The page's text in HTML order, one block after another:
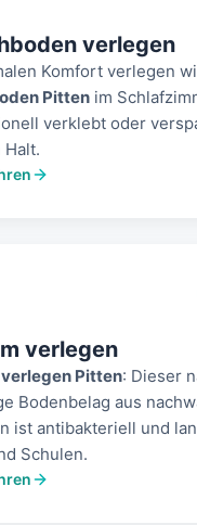
verlegen
Komfort verlegen
Pitten im
verklebt oder
verlegen
Pitten: Dieser
Bodenbelag aus
ist antibakteriell und
Schulen.